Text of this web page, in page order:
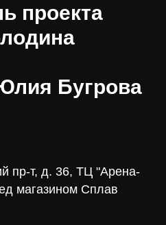
проекта
Бугрова
пр-т, д. 36, ТЦ "Арена-
магазином Сплав